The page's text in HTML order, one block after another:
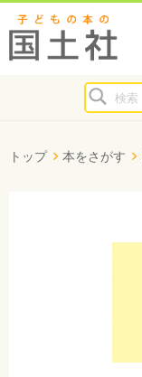
トップ 本をさがす